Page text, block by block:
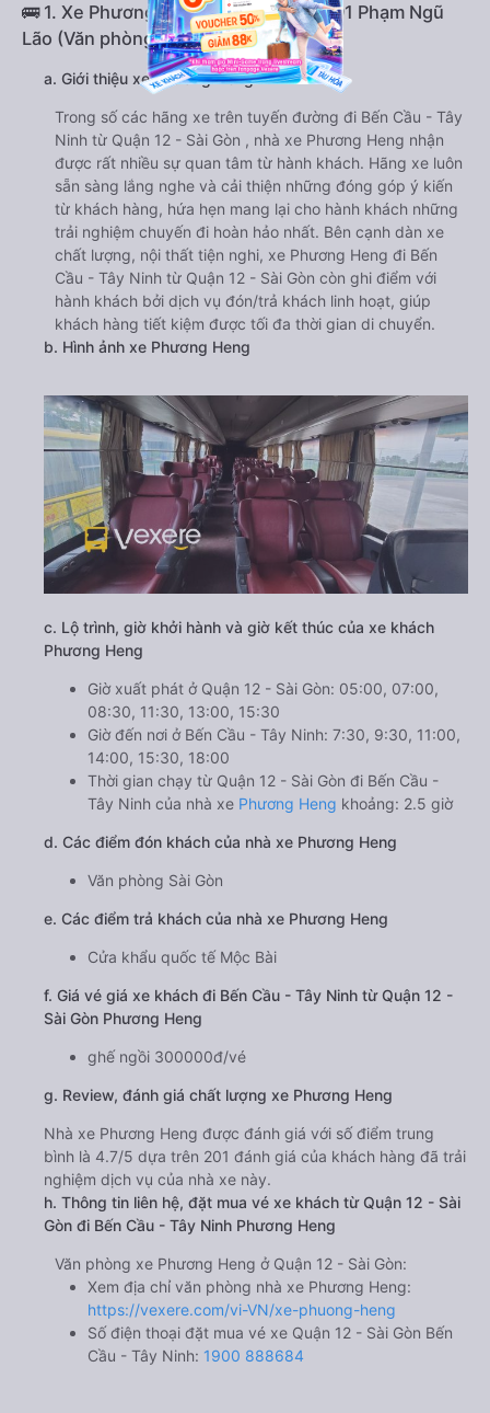
🚌 1. Xe Phương Heng khởi hành tại 291 Phạm Ngũ
Lão (Văn phòng Sài Gòn)
a. Giới thiệu xe Phương Heng
Trong số các hãng xe trên tuyến đường đi Bến Cầu - Tây
Ninh từ Quận 12 - Sài Gòn , nhà xe Phương Heng nhận
được rất nhiều sự quan tâm từ hành khách. Hãng xe luôn
sẵn sàng lắng nghe và cải thiện những đóng góp ý kiến
từ khách hàng, hứa hẹn mang lại cho hành khách những
trải nghiệm chuyến đi hoàn hảo nhất. Bên cạnh dàn xe
chất lượng, nội thất tiện nghi, xe Phương Heng đi Bến
Cầu - Tây Ninh từ Quận 12 - Sài Gòn còn ghi điểm với
hành khách bởi dịch vụ đón/trả khách linh hoạt, giúp
khách hàng tiết kiệm được tối đa thời gian di chuyển.
b. Hình ảnh xe Phương Heng
c. Lộ trình, giờ khởi hành và giờ kết thúc của xe khách
Phương Heng
Giờ xuất phát ở Quận 12 - Sài Gòn: 05:00, 07:00,
08:30, 11:30, 13:00, 15:30
Giờ đến nơi ở Bến Cầu - Tây Ninh: 7:30, 9:30, 11:00,
14:00, 15:30, 18:00
Thời gian chạy từ Quận 12 - Sài Gòn đi Bến Cầu -
Tây Ninh của nhà xe Phương Heng khoảng: 2.5 giờ
d. Các điểm đón khách của nhà xe Phương Heng
Văn phòng Sài Gòn
e. Các điểm trả khách của nhà xe Phương Heng
Cửa khẩu quốc tế Mộc Bài
f. Giá vé giá xe khách đi Bến Cầu - Tây Ninh từ Quận 12 -
Sài Gòn Phương Heng
ghế ngồi 300000đ/vé
g. Review, đánh giá chất lượng xe Phương Heng
Nhà xe Phương Heng được đánh giá với số điểm trung
bình là 4.7/5 dựa trên 201 đánh giá của khách hàng đã trải
nghiệm dịch vụ của nhà xe này.
h. Thông tin liên hệ, đặt mua vé xe khách từ Quận 12 - Sài
Gòn đi Bến Cầu - Tây Ninh Phương Heng
Văn phòng xe Phương Heng ở Quận 12 - Sài Gòn:
Xem địa chỉ văn phòng nhà xe Phương Heng:
https://vexere.com/vi-VN/xe-phuong-heng
Số điện thoại đặt mua vé xe Quận 12 - Sài Gòn Bến
Cầu - Tây Ninh: 1900 888684